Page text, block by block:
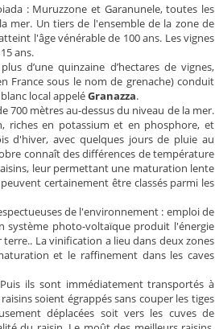
: Muruzzone et Garanunele, toutes les
mer. Un tiers de l'ensemble de la zone de
l'âge vénérable de 100 ans. Les vignes
ans.
d’une quinzaine d’hectares de vignes,
France sous le nom de grenache) conduit
local appeléGranazza.
mètres au-dessus du niveau de la mer.
riches en potassium et en phosphore, et
d'hiver, avec quelques jours de pluie au
connaît des différences de température
leur permettant une maturation lente
certainement être classés parmi les
de l'environnement : emploi de
système photo-voltaïque produit l'énergie
La vinification a lieu dans deux zones
et le raffinement dans les caves
ils sont immédiatement transportés à
soient égrappés sans couper les tiges
déplacées soit vers les cuves de